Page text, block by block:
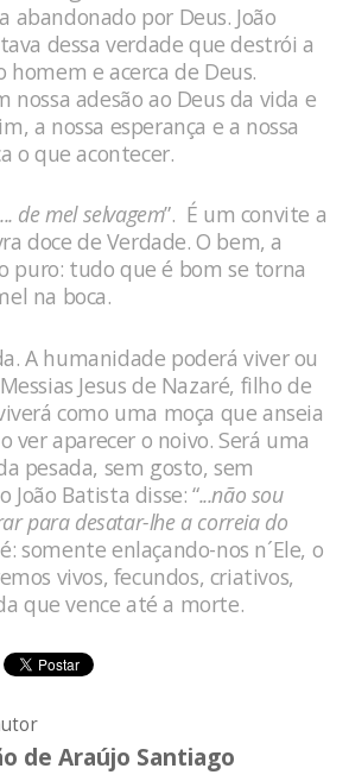
abandonado por Deus. João
dessa verdade que destrói a
homem e acerca de Deus.
nossa adesão ao Deus da vida e
a nossa esperança e a nossa
o que acontecer.
de mel selvagem”. É um convite a
doce de Verdade. O bem, a
puro: tudo que é bom se torna
na boca.
A humanidade poderá viver ou
Jesus de Nazaré, filho de
como uma moça que anseia
ver aparecer o noivo. Será uma
pesada, sem gosto, sem
João Batista disse: “...não sou
para desatar-lhe a correia do
somente enlaçando-nos n´Ele, o
vivos, fecundos, criativos,
que vence até a morte.
de Araújo Santiago